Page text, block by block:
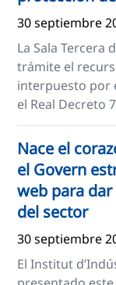
30 septiembre
La Sala Tercera
trámite el
interpuesto por
el Real Decreto
Nace el
el Govern
web para
del sector
30 septiembre
El Institut